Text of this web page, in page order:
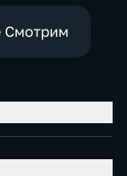
Смотрим